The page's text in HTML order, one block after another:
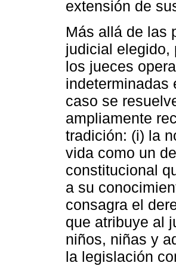
extensión de
Más allá de las
judicial elegido,
los jueces
caso se
ampliamente
tradición: (i) la
vida como un
constitucional
a su
consagra el
que atribuye al
niños, niñas y
la legislación